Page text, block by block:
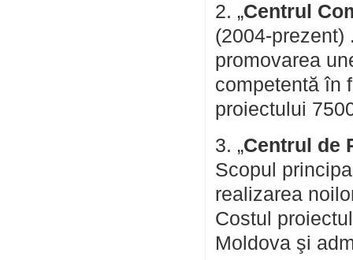
2. „Centrul
(2004-
promovarea
competentă în
proiectului
3. „Centrul de
Scopul
realizarea
Costul
Moldova şi